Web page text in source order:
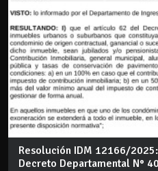
Resolución IDM 12166/
Decreto Departamental N°